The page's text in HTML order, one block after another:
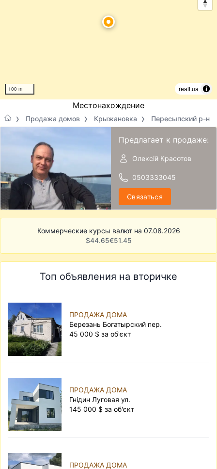
100 m realt.ua
Местонахождение
Продажа домов Крыжановка Пересыпский р-н
Предлагает к продаже:
Олексій Красотов
0503333045
Связаться
Коммерческие курсы валют на 07.08.2026
$44.65€51.45
Топ объявления на вторичке
ПРОДАЖА ДОМА
Березань Богатырский пер.
45 000 $ за об'єкт
ПРОДАЖА ДОМА
Гнідин Луговая ул.
145 000 $ за об'єкт
ПРОДАЖА ДОМА